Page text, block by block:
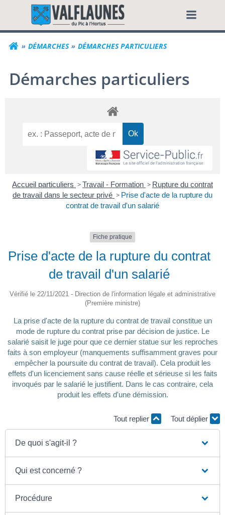
contenuCommune de
DÉMARCHES DÉMARCHES PARTICULIERS
Démarches particuliers
Accueil particuliers >Travail - Formation > Rupture du contrat
de travail dans le secteur privé > Prise d'acte de la rupture du
contrat de travail d'un salarié
Fiche pratique
Prise d'acte de la rupture du contrat
de travail d'un salarié
Vérifié le 22/11/2021 - Direction de l'information légale et administrative
(Première ministre)
La prise d'acte de la rupture du contrat de travail constitue un
mode de rupture du contrat prise par décision de justice. Le
salarié saisit le juge pour que ce dernier statue sur les reproches
faits à son employeur (manquements suffisamment graves pour
empêcher la poursuite du contrat de travail). Cela produit les
effets d'un licenciement sans cause réelle et sérieuse si les faits
invoqués par le salarié le justifient. Dans le cas contraire, cela
produit les effets d'une démission.
Tout replier Tout déplier
De quoi s'agit-il ?
Qui est concerné ?
Procédure